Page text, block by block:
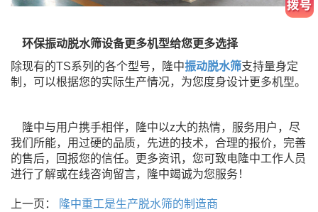
环保振动脱水筛设备更多机型给您更多选择
除现有的TS系列的各个型号，隆中振动脱水筛支持量身定
制，可以根据您的实际生产情况，为您度身设计更多机型。
隆中与用户携手相伴，隆中以z大的热情，服务用户，尽
我们所能，用过硬的品质，先进的技术，合理的报价，完善
的售后，回报您的信任。更多资讯，您可致电隆中工作人员
进行了解或在线咨询留言，隆中竭诚为您服务！
上一页：
隆中重工是生产脱水筛的制造商